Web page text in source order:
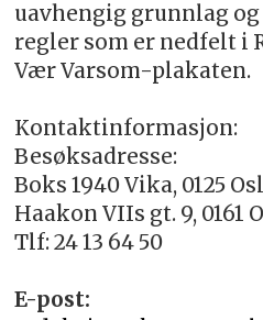
uavhengig grunnlag
regler som er nedfelt i
Vær Varsom-plakaten.
Kontaktinformasjon:
Besøksadresse:
Boks 1940 Vika, 0125
Haakon VIIs gt. 9, 0161
Tlf: 24 13 64 50
E-post: